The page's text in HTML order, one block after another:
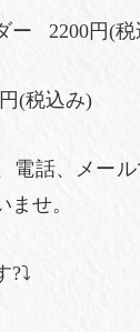
ー 2200円(税
(税込み)
電話、メー
せ。
?⤵️